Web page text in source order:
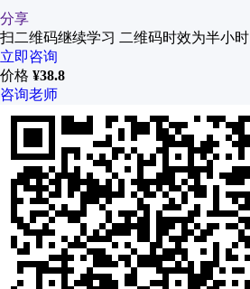
分享
扫二维码继续学习 二维码时效为半小时
立即咨询
价格 ¥38.8
咨询老师